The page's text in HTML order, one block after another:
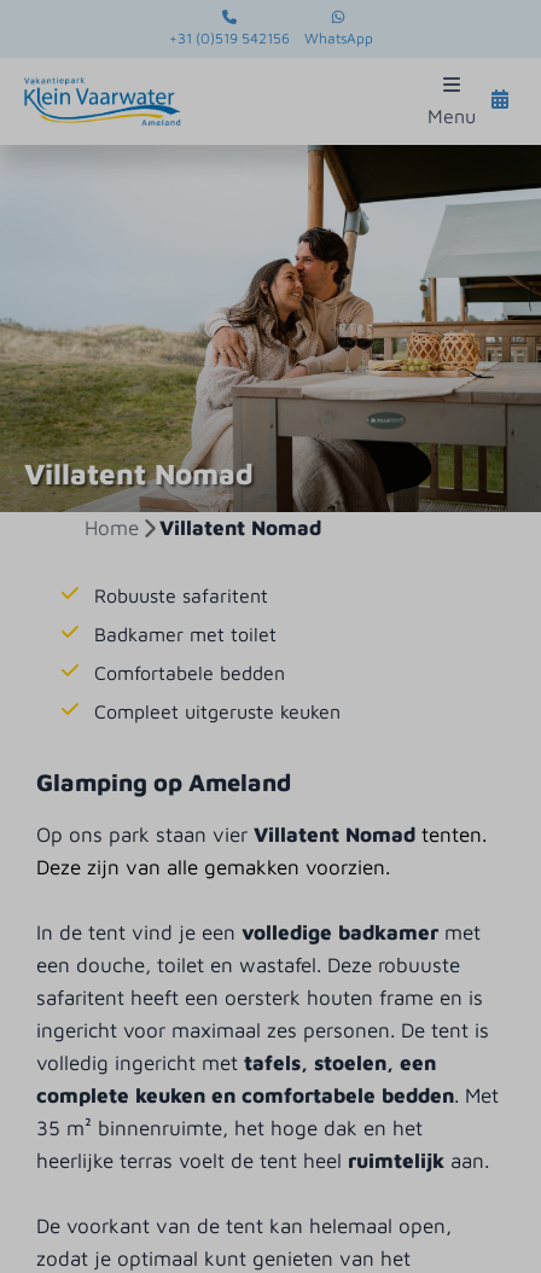
+31 (0)519 542156 WhatsApp
Menu
Villatent Nomad
Home Villatent Nomad
Robuuste safaritent
Badkamer met toilet
Comfortabele bedden
Compleet uitgeruste keuken
Glamping op Ameland
Op ons park staan vierVillatent Nomad tenten.
Deze zijn van alle gemakken voorzien.
In de tent vind je een volledige badkamermet
een douche, toilet en wastafel. Deze robuuste
safaritent heeft een oersterk houten frame en is
ingericht voor maximaal zes personen. De tent is
volledig ingericht mettafels, stoelen, een
complete keuken en comfortabele bedden. Met
35 m² binnenruimte, het hoge dak en het
heerlijke terras voelt de tent heel ruimtelijk aan.
De voorkant van de tent kan helemaal open,
zodat je optimaal kunt genieten van het